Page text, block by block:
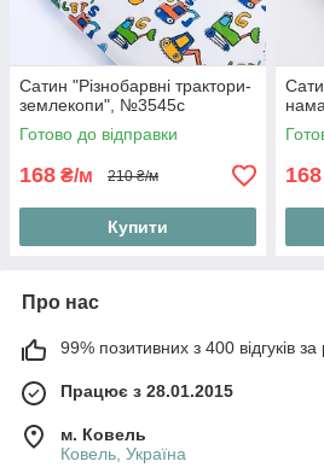
Сатин "Різнобарвні трактори-
землекопи", №3545с
Готово до відправки
168 ₴/м 210 ₴/м
Купити
168
Про нас
99% позитивних з 400 відгуків за
Працює з 28.01.2015
м. Ковель
Ковель, Україна